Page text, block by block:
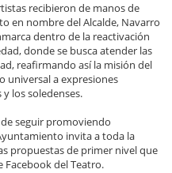
recibieron de manos de
en nombre del Alcalde, Navarro
dentro de la reactivación
donde se busca atender las
reafirmando así la misión del
universal a expresiones
los soledenses.
seguir promoviendo
invita a toda la
propuestas de primer nivel que
Facebook del Teatro.